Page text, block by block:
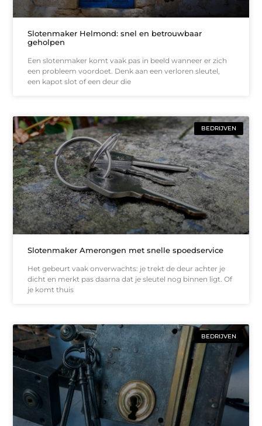
Slotenmaker Helmond: snel en betrouwbaar
geholpen
Een slotenmaker komt vaak pas in beeld wanneer er zich
een probleem voordoet. Denk aan een verloren sleutel,
een kapot slot of een deur die
BEDRIJVEN
Slotenmaker Amerongen met snelle spoedservice
Het gebeurt vaak onverwachts: je trekt de deur achter je
dicht en merkt pas daarna dat je sleutel nog binnen ligt. Of
je komt thuis
BEDRIJVEN